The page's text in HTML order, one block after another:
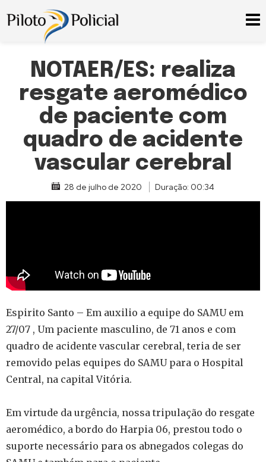
NOTAER/ES: realiza
resgate aeromédico
de paciente com
quadro de acidente
vascular cerebral
28 de julho de 2020 Duração: 00:34
Espirito Santo – Em auxilio a equipe do SAMU em
27/07 , Um paciente masculino, de 71 anos e com
quadro de acidente vascular cerebral, teria de ser
removido pelas equipes do SAMU para o Hospital
Central, na capital Vitória.
Em virtude da urgência, nossa tripulação do resgate
aeromédico, a bordo do Harpia 06, prestou todo o
suporte necessário para os abnegados colegas do